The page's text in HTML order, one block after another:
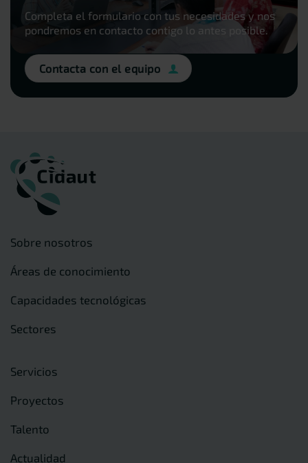
Completa el formulario con tus necesidades y nos
pondremos en contacto contigo lo antes posible.
Contacta con el equipo
Sobre nosotros
Áreas de conocimiento
Capacidades tecnológicas
Sectores
Servicios
Proyectos
Talento
Actualidad